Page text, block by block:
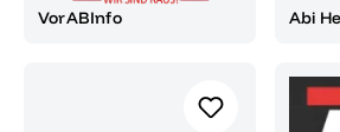
VorABInfo Abi